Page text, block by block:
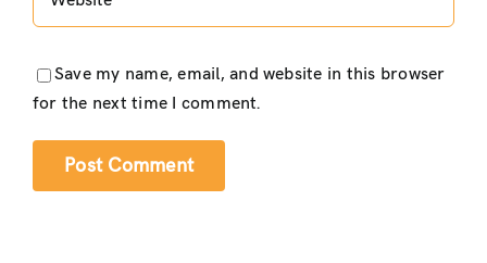
Save my name, email, and website in this browser
for the next time I comment.